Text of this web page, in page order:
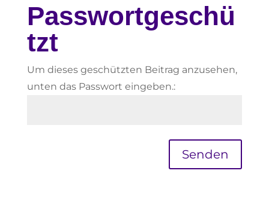
Passwortgeschü
tzt
Um dieses geschützten Beitrag anzusehen,
unten das Passwort eingeben.:
Senden